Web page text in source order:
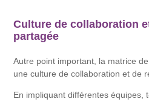
Culture de collaboration
partagée
Autre point important, la matrice
une culture de collaboration et de
En impliquant différentes équipes,